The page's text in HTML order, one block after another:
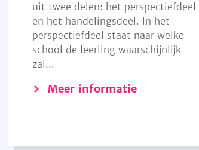
uit twee delen: het perspectiefdeel
en het handelingsdeel. In het
perspectiefdeel staat naar welke
school de leerling waarschijnlijk
zal...
Meer informatie